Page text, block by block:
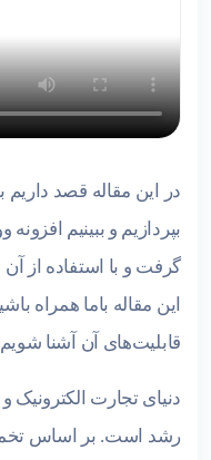
در این مقاله قصد
بپردازیم و ببینیم
گرفت و با استفاده از آن
این مقاله باما همراه
قابلیت‌های آن آشنا
دنیای تجارت
رشد است. بر اساس